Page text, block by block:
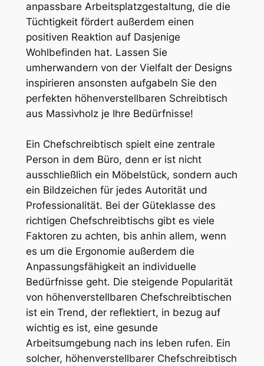
anpassbare Arbeitsplatzgestaltung, die die
Tüchtigkeit fördert außerdem einen
positiven Reaktion auf Dasjenige
Wohlbefinden hat. Lassen Sie
umherwandern von der Vielfalt der Designs
inspirieren ansonsten aufgabeln Sie den
perfekten höhenverstellbaren Schreibtisch
aus Massivholz je Ihre Bedürfnisse!
Ein Chefschreibtisch spielt eine zentrale
Person in dem Büro, denn er ist nicht
ausschließlich ein Möbelstück, sondern auch
ein Bildzeichen für jedes Autorität und
Professionalität. Bei der Güteklasse des
richtigen Chefschreibtischs gibt es viele
Faktoren zu achten, bis anhin allem, wenn
es um die Ergonomie außerdem die
Anpassungsfähigkeit an individuelle
Bedürfnisse geht. Die steigende Popularität
von höhenverstellbaren Chefschreibtischen
ist ein Trend, der reflektiert, in bezug auf
wichtig es ist, eine gesunde
Arbeitsumgebung nach ins leben rufen. Ein
solcher, höhenverstellbarer Chefschreibtisch